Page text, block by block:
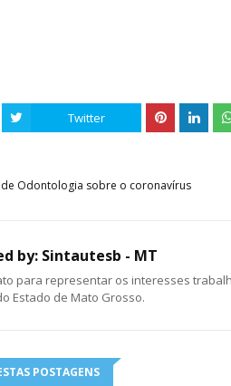
Twitter
Odontologia sobre o coronavírus
by: Sintautesb - MT
para representar os interesses
Estado de Mato Grosso.
POSTAGENS